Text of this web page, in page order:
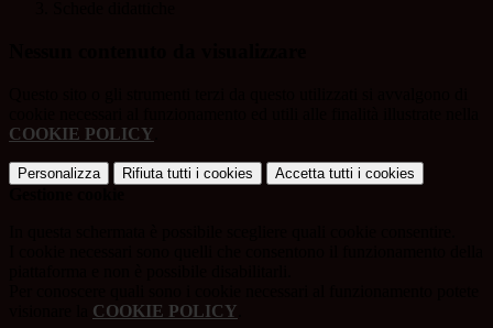
COOKIE POLICY
Personalizza Rifiuta tutti i cookies Accetta tutti i cookies
COOKIE POLICY